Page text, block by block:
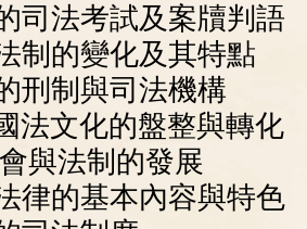
司法考試及案牘判語
制的變化及其特點
刑制與司法機構
法文化的盤整與轉化
與法制的發展
律的基本內容與特色